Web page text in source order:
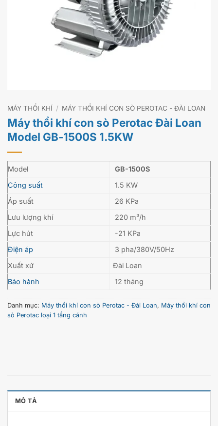
MÁY THỔI KHÍ / MÁY THỔI KHÍ CON SÒ PEROTAC - ĐÀI LOAN
Máy thổi khí con sò Perotac Đài Loan
Model GB-1500S 1.5KW
Model
GB-1500S
Công suất
1.5 KW
Áp suất
26 KPa
Lưu lượng khí
220 m³/h
Lực hút
-21 KPa
Điện áp
3 pha/380V/50Hz
Xuất xứ
Đài Loan
Bảo hành
12 tháng
Danh mục: Máy thổi khí con sò Perotac - Đài Loan, Máy thổi khí con
sò Perotac loại 1 tầng cánh
MÔ TẢ